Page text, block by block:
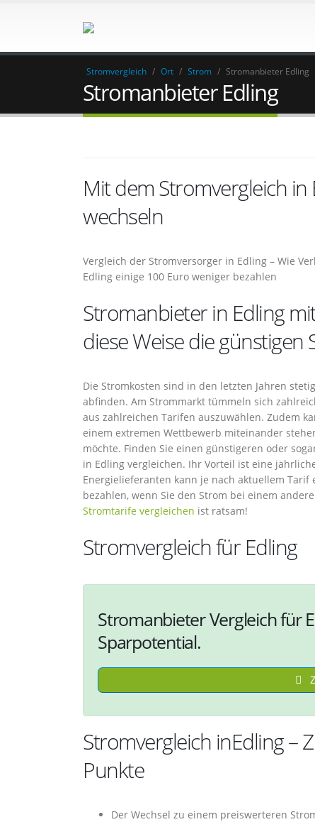
Stromvergleich / Ort / Strom / Stromanbieter Edling
Stromanbieter Edling
Mit dem Stromvergleich
wechseln
Vergleich der Stromversorger in Edling – Wie
Edling einige 100 Euro weniger bezahlen
Stromanbieter in Edling
diese Weise die günstigen
Die Stromkosten sind in den letzten Jahren
abfinden. Am Strommarkt tümmeln sich
aus zahlreichen Tarifen auszuwählen. Zudem
einem extremen Wettbewerb miteinander
möchte. Finden Sie einen günstigeren oder
in Edling vergleichen. Ihr Vorteil ist eine
Energielieferanten kann je nach aktuellem
bezahlen, wenn Sie den Strom bei einem
Stromtarife vergleichen ist ratsam!
Stromvergleich für Edling
Stromanbieter Vergleich für
Sparpotential.
Stromvergleich inEdling –
Punkte
Der Wechsel zu einem preiswerteren